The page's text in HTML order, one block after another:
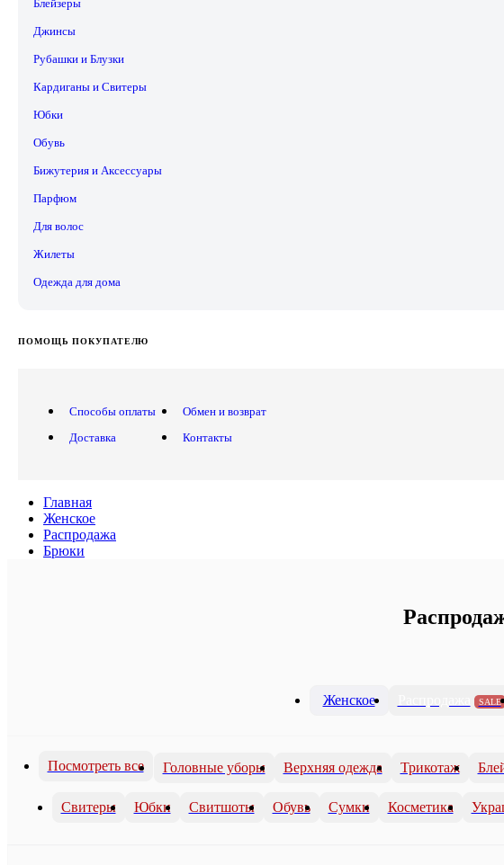
Блейзеры
Джинсы
Рубашки и Блузки
Кардиганы и Свитеры
Юбки
Обувь
Бижутерия и Аксессуары
Парфюм
Для волос
Жилеты
Одежда для дома
ПОМОЩЬ ПОКУПАТЕЛЮ
Способы оплаты
Доставка
Обмен и возврат
Контакты
Главная
Женское
Распродажа
Брюки
Женское SALE
Посмотреть все Головные уборы Верхняя одежда Трикотаж
Свитеры Юбки Свитшоты Обувь Сумки Косметика